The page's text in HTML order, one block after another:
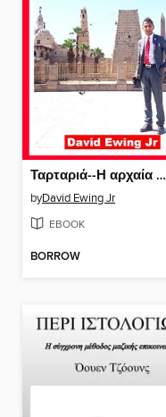
Ταρταριά--Η αρχαία Αίγυπτος δεν είναι αρχαία
byDavid Ewing Jr
EBOOK
BORROW